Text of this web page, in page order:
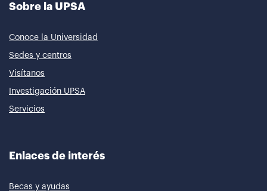
Sobre la UPSA
Conoce la Universidad
Sedes y centros
Visítanos
Investigación UPSA
Servicios
Enlaces de interés
Becas y ayudas